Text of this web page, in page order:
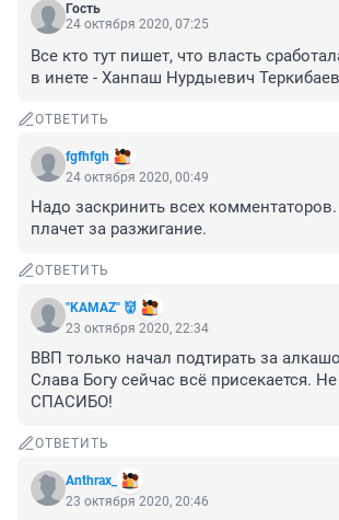
Гость
24 октября 2020, 07:25
Все кто тут пишет, что власть
в инете - Ханпаш Нурдыевич
ОТВЕТИТЬ
fgfhfgh
24 октября 2020, 00:49
Надо заскринить всех
плачет за разжигание.
ОТВЕТИТЬ
"KAMAZ" 👹
23 октября 2020, 22:34
ВВП только начал подтирать за
Слава Богу сейчас всё присекается.
СПАСИБО!
ОТВЕТИТЬ
Anthrax_
23 октября 2020, 20:46